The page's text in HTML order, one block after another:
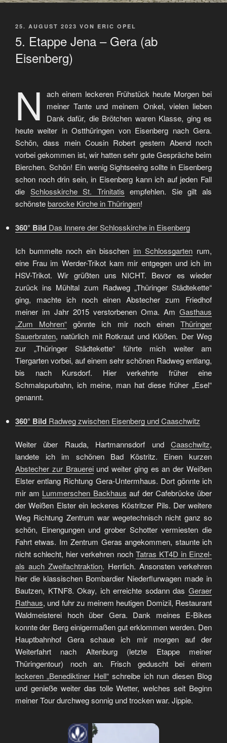
VERÖFFENTLICHT
25. AUGUST 2023 VON ERIC OPEL
5. Etappe Jena – Gera (ab
Eisenberg)
N
ach einem leckeren Frühstück heute Morgen bei
meiner Tante und meinem Onkel, vielen lieben
Dank dafür, die Brötchen waren Klasse, ging es
heute weiter in Ostthüringen von Eisenberg nach Gera.
Schön, dass mein Cousin Robert gestern Abend noch
vorbei gekommen ist, wir hatten sehr gute Gespräche beim
Bierchen. Schön! Ein wenig Sightseeing sollte in Eisenberg
schon noch drin sein, in Eisenberg kann ich auf jeden Fall
die Schlosskirche St. Trinitatis empfehlen. Sie gilt als
schönstebarocke Kirche in Thüringen!
360° Bild Das Innere der Schlosskirche in Eisenberg
Ich bummelte noch ein bisschen im Schlossgarten rum,
eine Frau im Werder-Trikot kam mir entgegen und ich im
HSV-Trikot. Wir grüßten uns NICHT. Bevor es wieder
zurück ins Mühltal zum Radweg „Thüringer Städtekette“
ging, machte ich noch einen Abstecher zum Friedhof
meiner im Jahr 2015 verstorbenen Oma. Am Gasthaus
„Zum Mohren“ gönnte ich mir noch einenThüringer
Sauerbraten, natürlich mit Rotkraut und Klößen. Der Weg
zur „Thüringer Städtekette“ führte mich weiter am
Tiergarten vorbei, auf einem sehr schönen Radweg entlang,
bis nach Kursdorf. Hier verkehrte früher eine
Schmalspurbahn, ich meine, man hat diese früher „Esel“
genannt.
360° Bild Radweg zwischen Eisenberg und Caaschwitz
Weiter über Rauda, Hartmannsdorf und Caaschwitz,
landete ich im schönen Bad Köstritz. Einen kurzen
Abstecher zur Brauereiund weiter ging es an der Weißen
Elster entlang Richtung Gera-Untermhaus. Dort gönnte ich
mir am Lummerschen Backhaus auf der Cafebrücke über
der Weißen Elster ein leckeres Köstritzer Pils. Der weitere
Weg Richtung Zentrum war wegetechnisch nicht ganz so
schön, Einengungen und grober Schotter vermiesten die
Fahrt etwas. Im Zentrum Geras angekommen, staunte ich
nicht schlecht, hier verkehren noch Tatras KT4D in Einzel-
als auch Zweifachtraktion. Herrlich. Ansonsten verkehren
hier die klassischen Bombardier Niederflurwagen made in
Bautzen, KTNF8. Okay, ich erreichte sodann das Geraer
Rathaus, und fuhr zu meinem heutigen Domizil, Restaurant
Waldmeisterei hoch über Gera. Dank meines E-Bikes
konnte der Berg einigermaßen gut erklommen werden. Den
Hauptbahnhof Gera schaue ich mir morgen auf der
Weiterfahrt nach Altenburg (letzte Etappe meiner
Thüringentour) noch an. Frisch geduscht bei einem
leckeren „Benediktiner Hell“schreibe ich nun diesen Blog
und genieße weiter das tolle Wetter, welches seit Beginn
meiner Tour durchweg sonnig und trocken war. Jippie.